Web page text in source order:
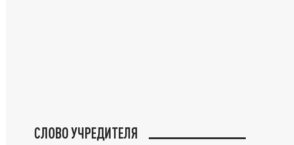
СЛОВО УЧРЕДИТЕЛЯ